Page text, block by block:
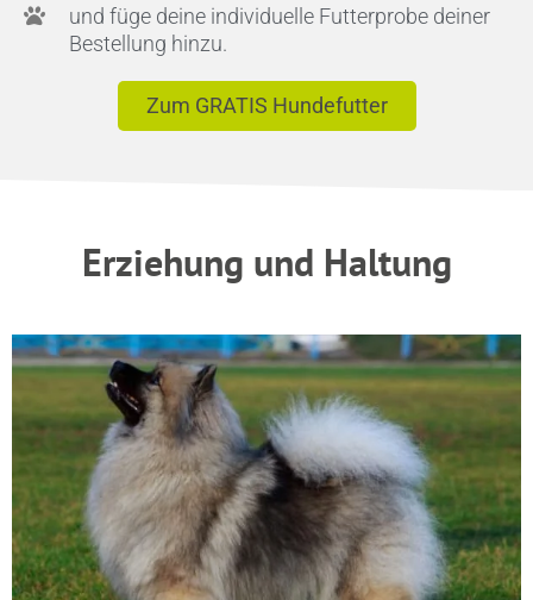
und füge deine individuelle Futterprobe deiner
Bestellung hinzu.
Zum GRATIS Hundefutter
Erziehung und Haltung